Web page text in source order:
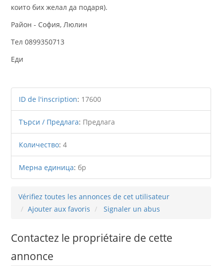
които бих желал да подаря).
Район - София, Люлин
Тел 0899350713
Еди
ID de l'inscription: 17600
Търси / Предлага: Предлага
Количество:4
Мерна единица: бр
Vérifiez toutes les annonces de cet utilisateur
Ajouter aux favoris
Signaler un abus
Contactez le propriétaire de cette
annonce